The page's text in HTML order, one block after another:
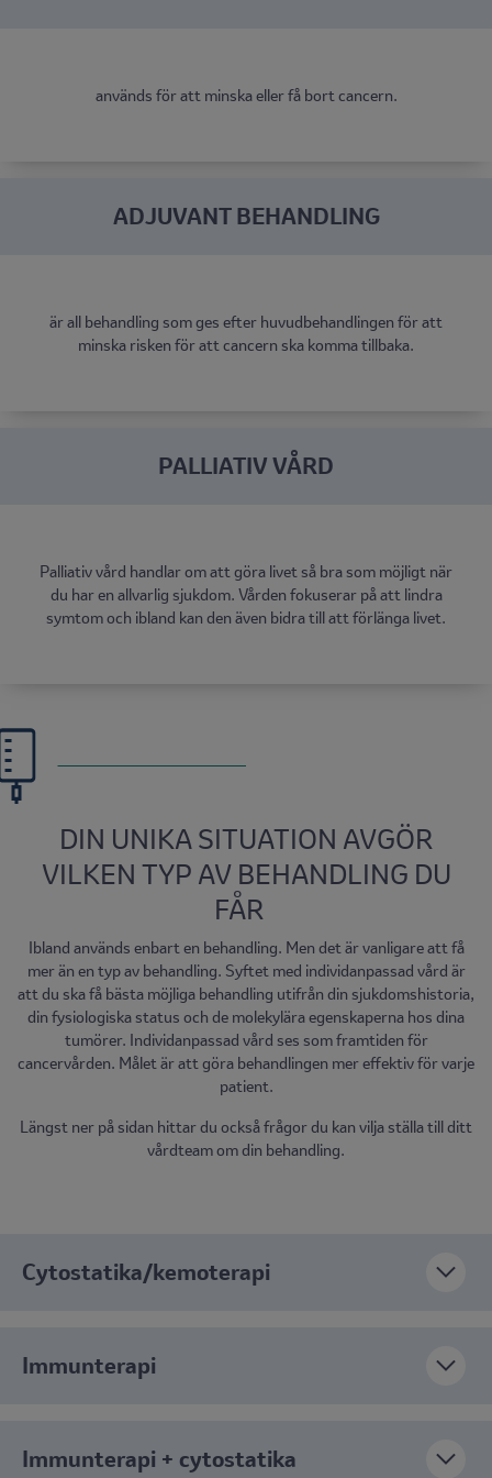
används för att minska eller få bort cancern.
ADJUVANT BEHANDLING
är all behandling som ges efter huvudbehandlingen för att
minska risken för att cancern ska komma tillbaka.
PALLIATIV VÅRD
Palliativ vård handlar om att göra livet så bra som möjligt när
du har en allvarlig sjukdom. Vården fokuserar på att lindra
symtom och ibland kan den även bidra till att förlänga livet.
DIN UNIKA SITUATION AVGÖR
VILKEN TYP AV BEHANDLING DU
FÅR
Ibland används enbart en behandling. Men det är vanligare att få
mer än en typ av behandling. Syftet med individanpassad vård är
att du ska få bästa möjliga behandling utifrån din sjukdomshistoria,
din fysiologiska status och de molekylära egenskaperna hos dina
tumörer. Individanpassad vård ses som framtiden för
cancervården. Målet är att göra behandlingen mer effektiv för varje
patient.
Längst ner på sidan hittar du också frågor du kan vilja ställa till ditt
vårdteam om din behandling.
Cytostatika/kemoterapi
Immunterapi
Immunterapi + cytostatika